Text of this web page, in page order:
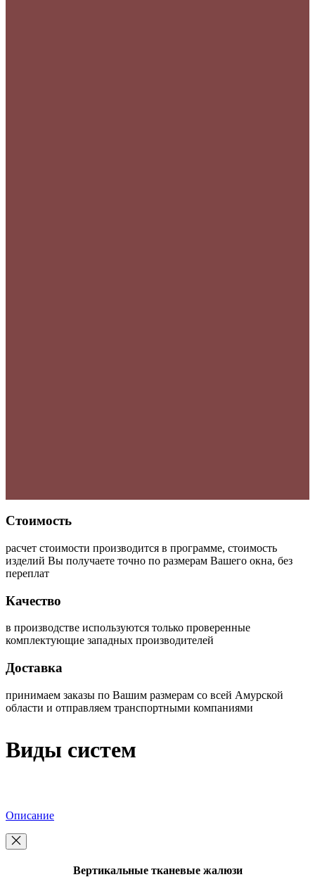
Стоимость
расчет стоимости производится в программе, стоимость
изделий Вы получаете точно по размерам Вашего окна, без
переплат
Качество
в производстве используются только проверенные
комплектующие западных производителей
Доставка
принимаем заказы по Вашим размерам со всей Амурской
области и отправляем транспортными компаниями
Виды систем
Описание
Вертикальные тканевые жалюзи